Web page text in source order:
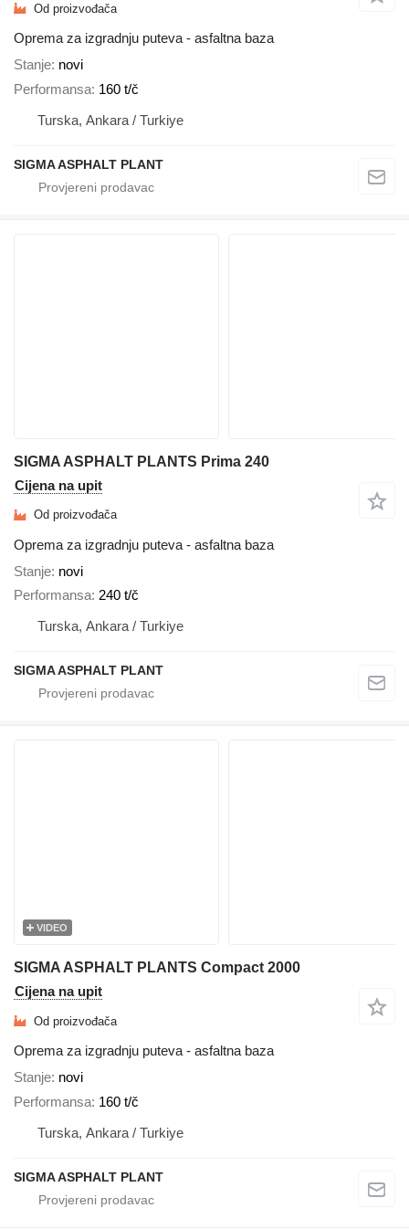
Od proizvođača
Oprema za izgradnju puteva - asfaltna baza
Stanje novi
Performansa 160 t/č
Turska, Ankara / Turkiye
SIGMA ASPHALT PLANT
SIGMA ASPHALT PLANTS Prima 240
Cijena na upit
Od proizvođača
Oprema za izgradnju puteva - asfaltna baza
Stanje novi
Performansa 240 t/č
Turska, Ankara / Turkiye
SIGMA ASPHALT PLANT
VIDEO
SIGMA ASPHALT PLANTS Compact 2000
Cijena na upit
Od proizvođača
Oprema za izgradnju puteva - asfaltna baza
Stanje novi
Performansa 160 t/č
Turska, Ankara / Turkiye
SIGMA ASPHALT PLANT